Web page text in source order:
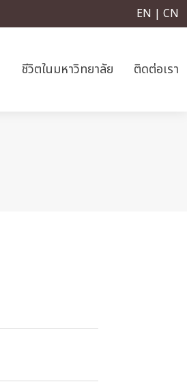
EN | CN
ชีวิตในมหาวิทยาลัย ติดต่อเรา